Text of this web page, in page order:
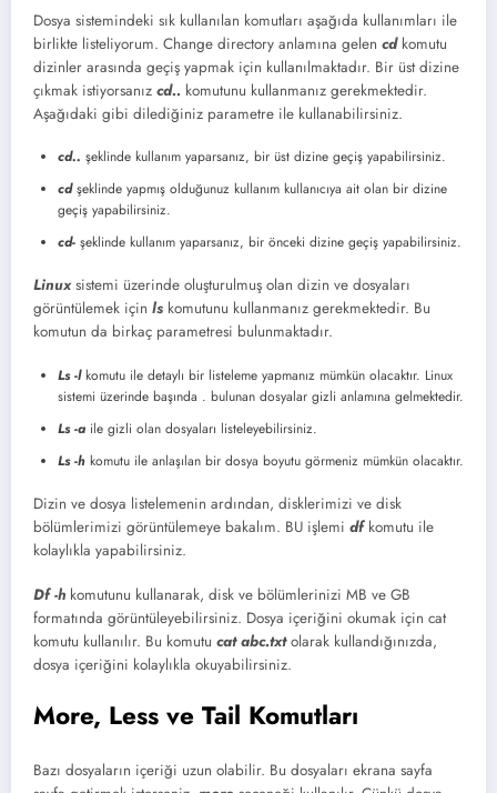
Dosya sistemindeki sık kullanılan komutları aşağıda kullanımları ile
birlikte listeliyorum. Change directory anlamına gelen cdkomutu
dizinler arasında geçiş yapmak için kullanılmaktadır. Bir üst dizine
çıkmak istiyorsanız cd.. komutunu kullanmanız gerekmektedir.
Aşağıdaki gibi dilediğiniz parametre ile kullanabilirsiniz.
cd.. şeklinde kullanım yaparsanız, bir üst dizine geçiş yapabilirsiniz.
cdşeklinde yapmış olduğunuz kullanım kullanıcıya ait olan bir dizine
geçiş yapabilirsiniz.
cd- şeklinde kullanım yaparsanız, bir önceki dizine geçiş yapabilirsiniz.
Linux sistemi üzerinde oluşturulmuş olan dizin ve dosyaları
görüntülemek için ls komutunu kullanmanız gerekmektedir. Bu
komutun da birkaç parametresi bulunmaktadır.
Ls -lkomutu ile detaylı bir listeleme yapmanız mümkün olacaktır. Linux
sistemi üzerinde başında . bulunan dosyalar gizli anlamına gelmektedir.
Ls -a ile gizli olan dosyaları listeleyebilirsiniz.
Ls -h komutu ile anlaşılan bir dosya boyutu görmeniz mümkün olacaktır.
Dizin ve dosya listelemenin ardından, disklerimizi ve disk
bölümlerimizi görüntülemeye bakalım. BU işlemi df komutu ile
kolaylıkla yapabilirsiniz.
Df -h komutunu kullanarak, disk ve bölümlerinizi MB ve GB
formatında görüntüleyebilirsiniz. Dosya içeriğini okumak için cat
komutu kullanılır. Bu komutu cat abc.txtolarak kullandığınızda,
dosya içeriğini kolaylıkla okuyabilirsiniz.
More, Less ve Tail Komutları
Bazı dosyaların içeriği uzun olabilir. Bu dosyaları ekrana sayfa